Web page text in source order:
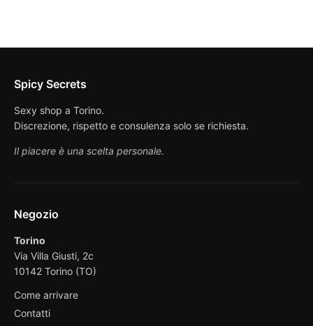
Spicy Secrets
Sexy shop a Torino.
Discrezione, rispetto e consulenza solo se richiesta.
Il piacere è una scelta personale.
Negozio
Torino
Via Villa Giusti, 2c
10142 Torino (TO)
Come arrivare
Contatti